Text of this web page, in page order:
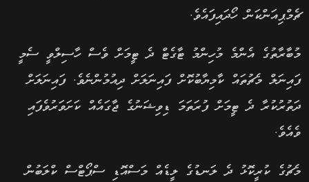
ޗެމްޕިއަންކަން ހޯދައިފައެވެ.
މުބާރާތުގެ އެންމެ މުހިންމު ޓާގެޓް ދެ ޓީމަށް ވެސް ހާސިލްވީ ސެމީ
ފައިނަލް މެޗުތައް ކާމިޔާބުކޮށް ފައިނަލަށް ދިއުމުންނެވެ. ފައިނަލަށް
ދަތުރުކުރާ ދެ ޓީމަށް ފުރަތަމަ ޑިވިޝަނުގެ ޖާގައެއް ކަށަވަރުވެފައި
ވެއެވެ.
މެޗުގެ ކުރީކޮޅު ދެ ލަނޑުގެ ލީޑެއް މަސްއޮޑި ސްޕޯޓްސް ކްލަބުން